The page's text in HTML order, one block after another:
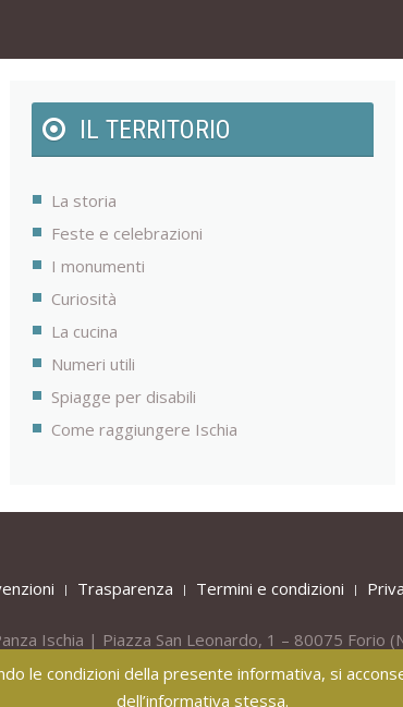
IL TERRITORIO
La storia
Feste e celebrazioni
I monumenti
Curiosità
La cucina
Numeri utili
Spiagge per disabili
Come raggiungere Ischia
Trasparenza Termini e condizioni
Ischia | Piazza San Leonardo, 1 – 80075 Forio
Tel.+39 081 908436 -Mob. +39 331 809 55 40
le condizioni della presente informativa, si
dell’informativa stessa.